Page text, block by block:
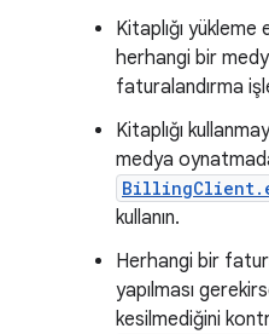
Kitaplığı yükleme
herhangi bir
faturalandırma
Kitaplığı
medya
kullanın.
Herhangi bir
yapılması
kesilmediğini